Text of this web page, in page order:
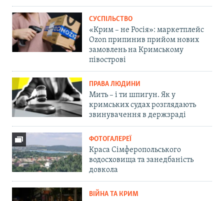
СУСПІЛЬСТВО
«Крим – не Росія»: маркетплейс
Ozon припинив прийом нових
замовлень на Кримському
півострові
ПРАВА ЛЮДИНИ
Мить – і ти шпигун. Як у
кримських судах розглядають
звинувачення в держзраді
ФОТОГАЛЕРЕЇ
Краса Сімферопольського
водосховища та занедбаність
довкола
ВІЙНА ТА КРИМ